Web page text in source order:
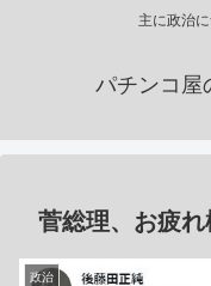
主に政治
パチンコ屋
菅総理、お疲れ
政治